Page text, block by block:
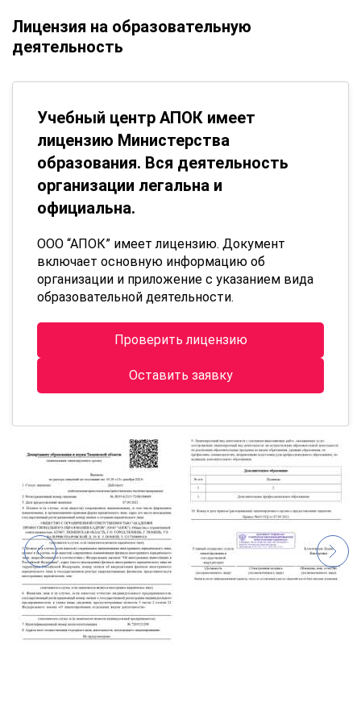
Лицензия на образовательную
деятельность
Учебный центр АПОК имеет
лицензию Министерства
образования. Вся деятельность
организации легальна и
официальна.
ООО “АПОК” имеет лицензию. Документ
включает основную информацию об
организации и приложение с указанием вида
образовательной деятельности.
Проверить лицензию
Оставить заявку